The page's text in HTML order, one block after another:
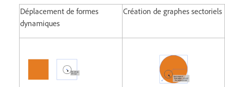
Déplacement de formes
dynamiques
Création de graphes sectoriels